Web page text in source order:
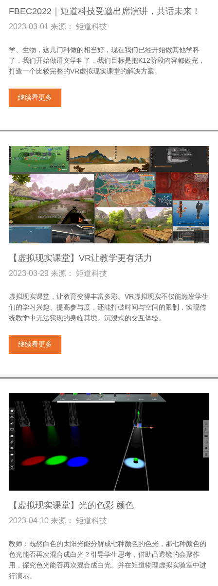
FBEC2022｜矩道科技受邀出席演讲，共话未来！
2023-03-01 来源： 矩道科技
学、生物，这几门科做的相当好，现在我们已经开始做其他学科
了，我们开始做语文学科了，我们目标是把K12阶段内容都做完，
打造一个比较完整的VR虚拟现实课堂的解决方案。
继续看更多
【虚拟现实课堂】VR让教学更有活力
2023-03-29 来源： 矩道科技
虚拟现实课堂，让教育变得丰富多彩。VR虚拟现实不仅能激发学生
们的学习兴趣、提高参与度，还能打破时间与空间的限制，实现传
统教学中无法实现的身临其境、沉浸式的交互体验。
继续看更多
【虚拟现实课堂】光的色彩 颜色
2023-04-10 来源： 矩道科技
教师：既然白色的太阳光能分解成七种颜色的色光，那七种颜色的
色光能否再次混合成白光？引导学生思考，借助凸透镜的会聚作
用，探究色光能否再次混合成白光。并在矩道物理虚拟实验室中进
行演示。